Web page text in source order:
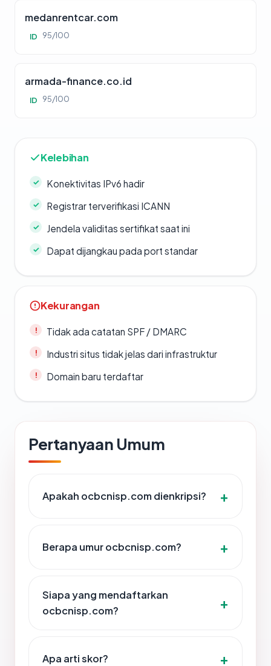
medanrentcar.com
ID 95/100
armada-finance.co.id
ID 95/100
Kelebihan
Konektivitas IPv6 hadir
Registrar terverifikasi ICANN
Jendela validitas sertifikat saat ini
Dapat dijangkau pada port standar
Kekurangan
Tidak ada catatan SPF / DMARC
Industri situs tidak jelas dari infrastruktur
Domain baru terdaftar
Pertanyaan Umum
Apakah ocbcnisp.com dienkripsi?
Berapa umur ocbcnisp.com?
Siapa yang mendaftarkan
ocbcnisp.com?
Apa arti skor?